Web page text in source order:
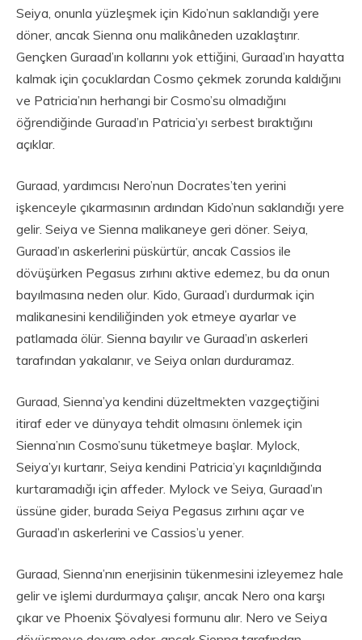
Seiya, onunla yüzleşmek için Kido’nun saklandığı yere
döner, ancak Sienna onu malikâneden uzaklaştırır.
Gençken Guraad’ın kollarını yok ettiğini, Guraad’ın hayatta
kalmak için çocuklardan Cosmo çekmek zorunda kaldığını
ve Patricia’nın herhangi bir Cosmo’su olmadığını
öğrendiğinde Guraad’ın Patricia’yı serbest bıraktığını
açıklar.
Guraad, yardımcısı Nero’nun Docrates’ten yerini
işkenceyle çıkarmasının ardından Kido’nun saklandığı yere
gelir. Seiya ve Sienna malikaneye geri döner. Seiya,
Guraad’ın askerlerini püskürtür, ancak Cassios ile
dövüşürken Pegasus zırhını aktive edemez, bu da onun
bayılmasına neden olur. Kido, Guraad’ı durdurmak için
malikanesini kendiliğinden yok etmeye ayarlar ve
patlamada ölür. Sienna bayılır ve Guraad’ın askerleri
tarafından yakalanır, ve Seiya onları durduramaz.
Guraad, Sienna’ya kendini düzeltmekten vazgeçtiğini
itiraf eder ve dünyaya tehdit olmasını önlemek için
Sienna’nın Cosmo’sunu tüketmeye başlar. Mylock,
Seiya’yı kurtarır, Seiya kendini Patricia’yı kaçırıldığında
kurtaramadığı için affeder. Mylock ve Seiya, Guraad’ın
üssüne gider, burada Seiya Pegasus zırhını açar ve
Guraad’ın askerlerini ve Cassios’u yener.
Guraad, Sienna’nın enerjisinin tükenmesini izleyemez hale
gelir ve işlemi durdurmaya çalışır, ancak Nero ona karşı
çıkar ve Phoenix Şövalyesi formunu alır. Nero ve Seiya